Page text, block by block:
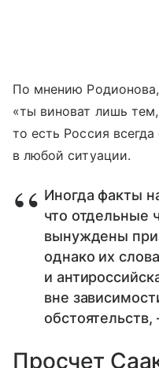
По мнению
«ты виноват лишь
то есть Россия
в любой ситуации.
Иногда факты
что отдельные
вынуждены
однако их
и
вне
Просчет